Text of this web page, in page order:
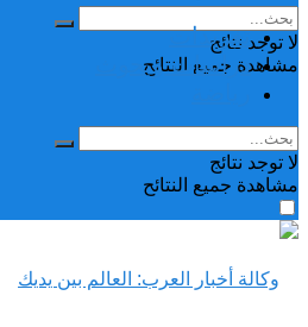
لا توجد نتائج
مشاهدة جميع النتائح
تغريدات
دراسات وبحوث
لا توجد نتائج
مشاهدة جميع النتائح